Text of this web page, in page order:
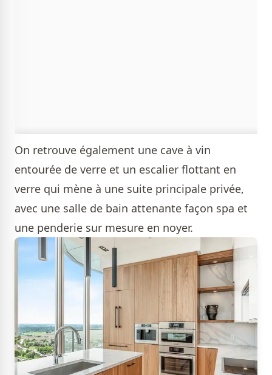
On retrouve également une cave à vin
entourée de verre et un escalier flottant en
verre qui mène à une suite principale privée,
avec une salle de bain attenante façon spa et
une penderie sur mesure en noyer.